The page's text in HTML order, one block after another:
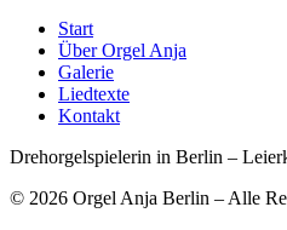
Start
Über Orgel Anja
Galerie
Liedtexte
Kontakt
Drehorgelspielerin in Berlin –
© 2026 Orgel Anja Berlin – Alle